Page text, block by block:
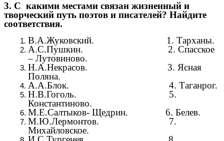
3. С какими местами связан жизненный и
творческий путь поэтов и писателей? Найдите
соответствия.
В.А.Жуковский. 1. Тарханы.
А.С.Пушкин. 2. Спасское
– Лутовиново.
Н.А.Некрасов. 3. Ясная
Поляна.
А.А.Блок. 4. Таганрог.
Н.В.Гоголь. 5.
Константиново.
М.Е.Салтыков- Щедрин. 6. Белев.
М.Ю.Лермонтов. 7.
Михайловское.